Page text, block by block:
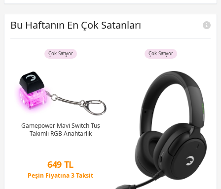
Bu Haftanın En Çok Satanları
Çok Satıyor
Gamepower Mavi Switch Tuş
Takımlı RGB Anahtarlık
649 TL
Peşin Fiyatına 3 Taksit
Çok Satıyor